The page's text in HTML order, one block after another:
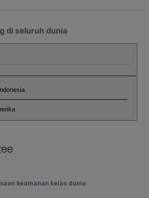
di seluruh dunia
keamanan kelas dunia